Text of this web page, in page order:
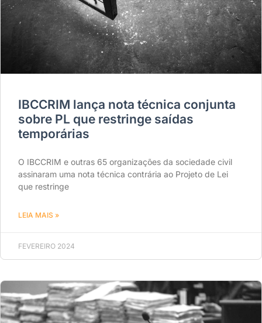
IBCCRIM lança nota técnica conjunta
sobre PL que restringe saídas
temporárias
O IBCCRIM e outras 65 organizações da sociedade civil
assinaram uma nota técnica contrária ao Projeto de Lei
que restringe
LEIA MAIS »
FEVEREIRO 2024